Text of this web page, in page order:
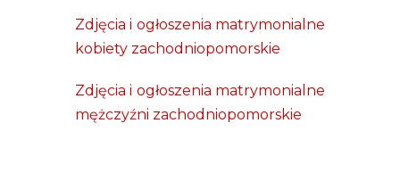
Zdjęcia i ogłoszenia matrymonialne
kobiety zachodniopomorskie
Zdjęcia i ogłoszenia matrymonialne
mężczyźni zachodniopomorskie